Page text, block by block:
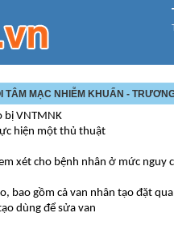
TÂM MẠC NHIỄM KHUẨN -
bị VNTMNK
hiện một thủ thuật
xét cho bệnh nhân ở mức nguy
bao gồm cả van nhân tạo đặt qua
dùng để sửa van